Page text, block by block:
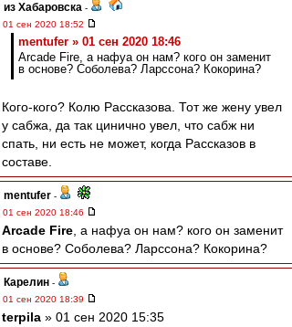
из Хабаровска -
01 сен 2020 18:52
mentufer » 01 сен 2020 18:46
Arcade Fire, а нафуа он нам? кого он заменит
в основе? Соболева? Ларссона? Кокорина?
Кого-кого? Колю Рассказова. Тот же жену увел
у сабжа, да так цинично увел, что сабж ни
спать, ни есть не может, когда Рассказов в
составе.
mentufer -
01 сен 2020 18:46
Arcade Fire , а нафуа он нам? кого он заменит
в основе? Соболева? Ларссона? Кокорина?
Карелин -
01 сен 2020 18:39
terpila » 01 сен 2020 15:35